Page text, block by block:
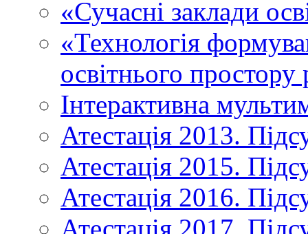
«Сучасні заклади
«Технологія
освітнього простору
Інтерактивна
Атестація 2013.
Атестація 2015.
Атестація 2016.
Атестація 2017.